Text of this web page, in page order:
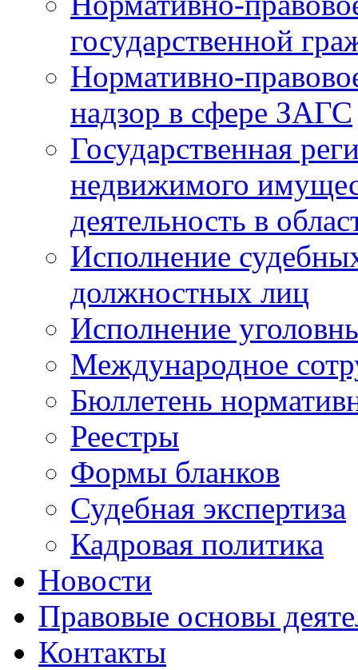
государственной
Нормативно-
надзор в сфере ЗАГС
Государственная
недвижимого
деятельность в
Исполнение
должностных лиц
Исполнение
Международное
Бюллетень
Реестры
Формы бланков
Судебная экспертиза
Кадровая политика
Новости
Правовые основы
Контакты